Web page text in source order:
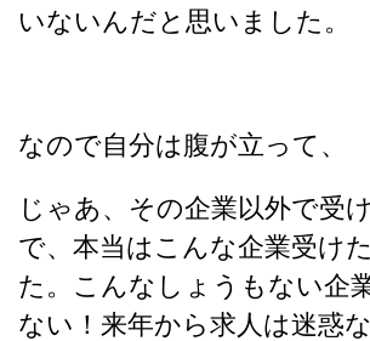
いないんだと思いました。
なので自分は腹が立って、
じゃあ、その企業以外で受
で、本当はこんな企業受け
た。こんなしょうもない企
ない！来年から求人は迷惑